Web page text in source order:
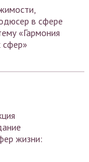
в сфере
«Гармония
сфер»
жизни: